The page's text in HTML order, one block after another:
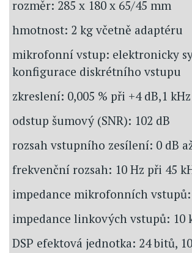
rozměr: 285 x 180 x 65/45 mm
hmotnost: 2 kg včetně adaptéru
mikrofonní vstup: elektronicky
konfigurace diskrétního vstupu
zkreslení: 0,005 % při +4 dB,1 kHz
odstup šumový (SNR): 102 dB
rozsah vstupního zesílení: 0 dB
frekvenční rozsah: 10 Hz při 45
impedance mikrofonních
impedance linkových vstupů: 10
DSP efektová jednotka: 24 bitů,